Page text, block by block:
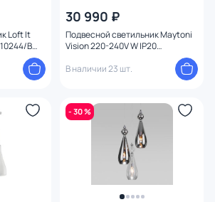
Loft It
B
30 990 ₽
Подвесной светильник Maytoni
Vision 220-240V W IP20
В наличии 23 шт.
- 30 %